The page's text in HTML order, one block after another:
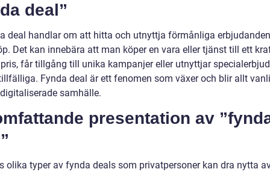
deal”
deal handlar om att hitta och utnyttja förmånliga
Det kan innebära att man köper en vara eller tjänst till ett
får tillgång till unika kampanjer eller utnyttjar
Fynda deal är ett fenomen som växer och blir allt
samhälle.
presentation av
olika typer av fynda deals som privatpersoner kan dra nytta